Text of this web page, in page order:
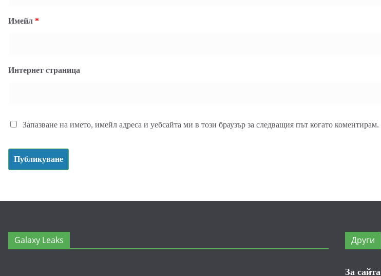
Имейл *
Интернет страница
Запазване на името, имейл адреса и уебсайта ми в този браузър за следващия път когато коментирам.
Galaxy Leaks Други
За сайта